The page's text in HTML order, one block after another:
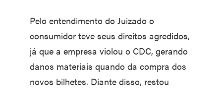
Pelo entendimento do Juizado o
consumidor teve seus direitos agredidos,
já que a empresa violou o CDC, gerando
danos materiais quando da compra dos
novos bilhetes. Diante disso, restou